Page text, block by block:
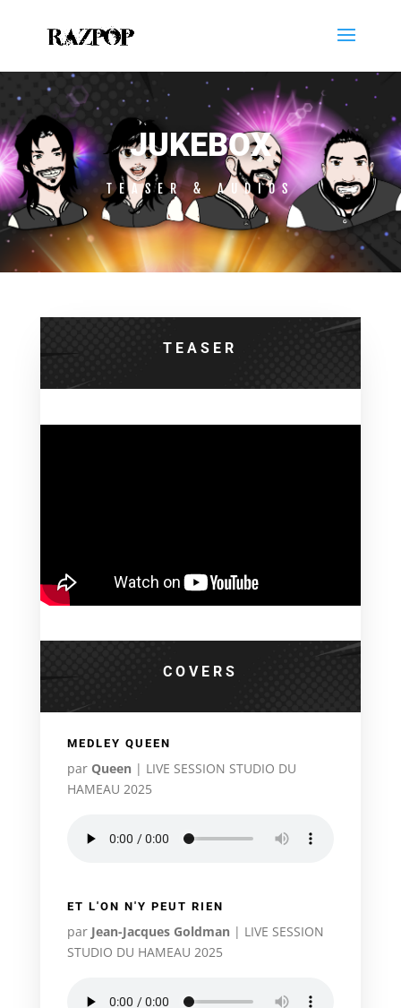
JUKEBOX
TEASER & AUDIOS
TEASER
COVERS
MEDLEY QUEEN
par Queen | LIVE SESSION STUDIO DU
HAMEAU 2025
ET L'ON N'Y PEUT RIEN
par Jean-Jacques Goldman | LIVE SESSION
STUDIO DU HAMEAU 2025